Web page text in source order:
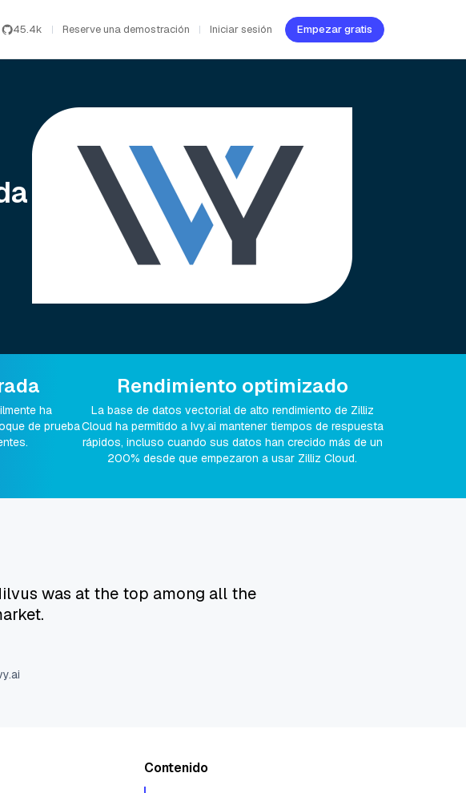
45.4k Reserve una demostración Iniciar sesión Empezar gratis
ha
de prueba
Rendimiento optimizado
La base de datos vectorial de alto rendimiento de Zilliz
Cloud ha permitido a Ivy.ai mantener tiempos de respuesta
rápidos, incluso cuando sus datos han crecido más de un
200% desde que empezaron a usar Zilliz Cloud.
was at the top among all the
Contenido